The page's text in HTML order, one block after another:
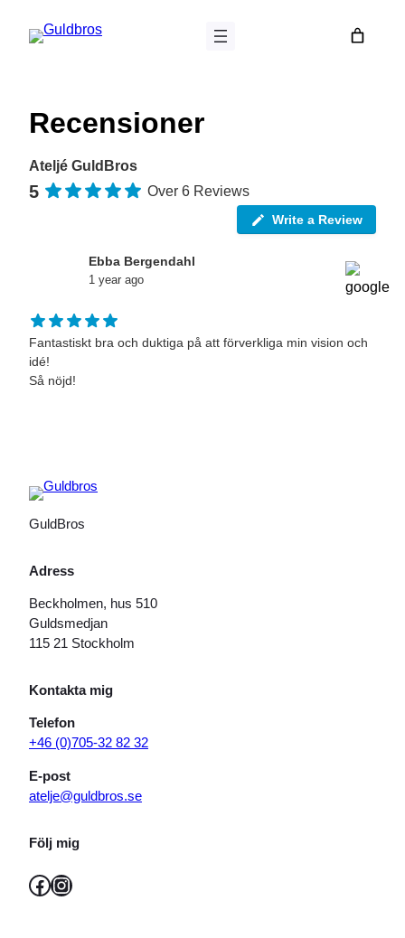
Recensioner
Ateljé GuldBros
5 Over 6 Reviews
Write a Review
Ebba Bergendahl
1 year ago
Fantastiskt bra och duktiga på att förverkliga min vision och
idé!
Så nöjd!
GuldBros
Adress
Beckholmen, hus 510
Guldsmedjan
115 21 Stockholm
Kontakta mig
Telefon
+46 (0)705-32 82 32
E-post
atelje@guldbros.se
Följ mig
Facebook Instagram